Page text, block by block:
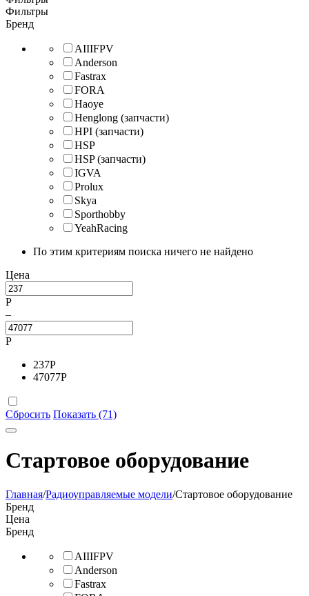
Фильтры
Бренд
AIIIFPV
Anderson
Fastrax
FORA
Haoye
Henglong (запчасти)
HPI (запчасти)
HSP
HSP (запчасти)
IGVA
Prolux
Skya
Sporthobby
YeahRacing
По этим критериям поиска ничего не найдено
Цена
Р
–
Р
237Р
47077Р
Сбросить Показать (71)
Стартовое оборудование
Главная/Радиоуправляемые модели/Стартовое оборудование
Бренд
Цена
Бренд
AIIIFPV
Anderson
Fastrax